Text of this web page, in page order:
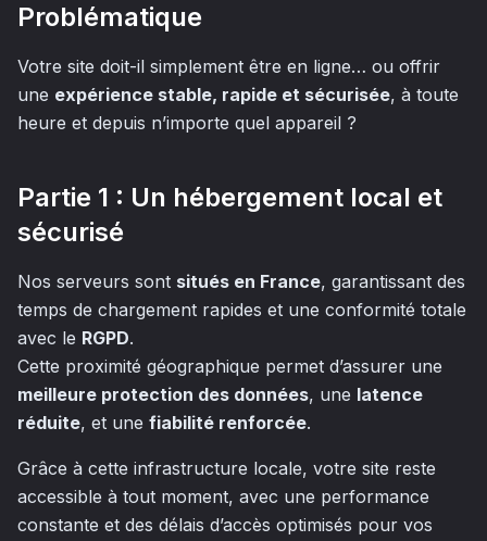
Problématique
Votre site doit-il simplement être en ligne… ou offrir
une expérience stable, rapide et sécurisée, à toute
heure et depuis n’importe quel appareil ?
Partie 1 : Un hébergement local et
sécurisé
Nos serveurs sont situés en France, garantissant des
temps de chargement rapides et une conformité totale
avec le RGPD.
Cette proximité géographique permet d’assurer une
meilleure protection des données, une latence
réduite, et une fiabilité renforcée.
Grâce à cette infrastructure locale, votre site reste
accessible à tout moment, avec une performance
constante et des délais d’accès optimisés pour vos